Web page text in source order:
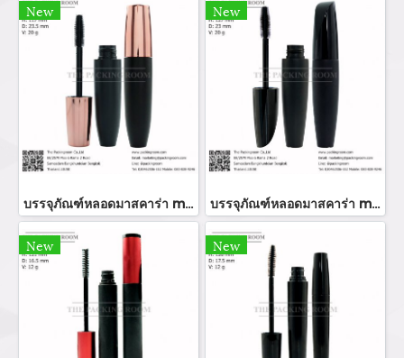
New
บรรจุภัณฑ์หลอดมาสคาร่า mascara tube/ mascara bottle ขวมมาสคาร่า จำหน่ายบรรจุภัณฑ์เครื่องสำอางทุกประเภท
New
บรรจุภัณฑ์หลอดมาสคาร่า mascara tube/ mascara bottle ขวมมาสคาร่า จำหน่ายบรรจุภัณฑ์เครื่องสำอางทุกประเภท
New New